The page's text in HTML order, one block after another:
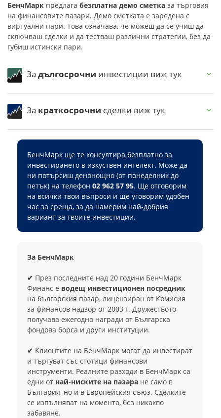
БенчМарк предлага безплатна демо сметка за търговия
на финансовите пазари. Демо сметката е заредена с
виртуални пари. Това означава, че можеш да се учиш да
сключваш сделки и да тестваш различни стратегии, без да
губиш истински пари.
За дългосрочни инвестиции виж тук
За краткосрочни сделки виж тук
БенчМарк ще те консултира безплатно за
инвестирането в изкуствен интелект. Може да
ни потърсиш денонощно (от понеделник до
петък) на телефон 02 962 57 95. Ще отговорим
на всички твои въпроси и ще уговорим удобен
час за среща, за да намерим най-добрия
вариант за твоите инвестиции.
За БенчМарк
✔ През последните над 20 години БенчМарк
Финанс е водещ инвестиционен посредник
на българския пазар, лицензиран от Комисия
за финансов надзор от 2003 г. Дружеството
получава ежегодно награди от Българска
фондова борса и други институции.
✔ Клиентите на БенчМарк могат да инвестират
и търгуват със стотици финансови
инструменти. Реалните разходи в БенчМарк са
едни от най-ниските на пазара не само в
България, но и в Европейския съюз. Сделките
се изпълняват на момента, без никакво
забавяне.